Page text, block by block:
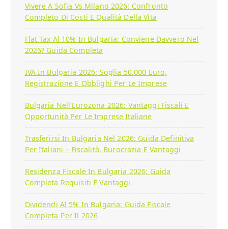
Vivere A Sofia Vs Milano 2026: Confronto
Completo Di Costi E Qualità Della Vita
Flat Tax Al 10% In Bulgaria: Conviene Davvero Nel
2026? Guida Completa
IVA In Bulgaria 2026: Soglia 50.000 Euro,
Registrazione E Obblighi Per Le Imprese
Bulgaria Nell’Eurozona 2026: Vantaggi Fiscali E
Opportunità Per Le Imprese Italiane
Trasferirsi In Bulgaria Nel 2026: Guida Definitiva
Per Italiani – Fiscalità, Burocrazia E Vantaggi
Residenza Fiscale In Bulgaria 2026: Guida
Completa Requisiti E Vantaggi
Dividendi Al 5% In Bulgaria: Guida Fiscale
Completa Per Il 2026